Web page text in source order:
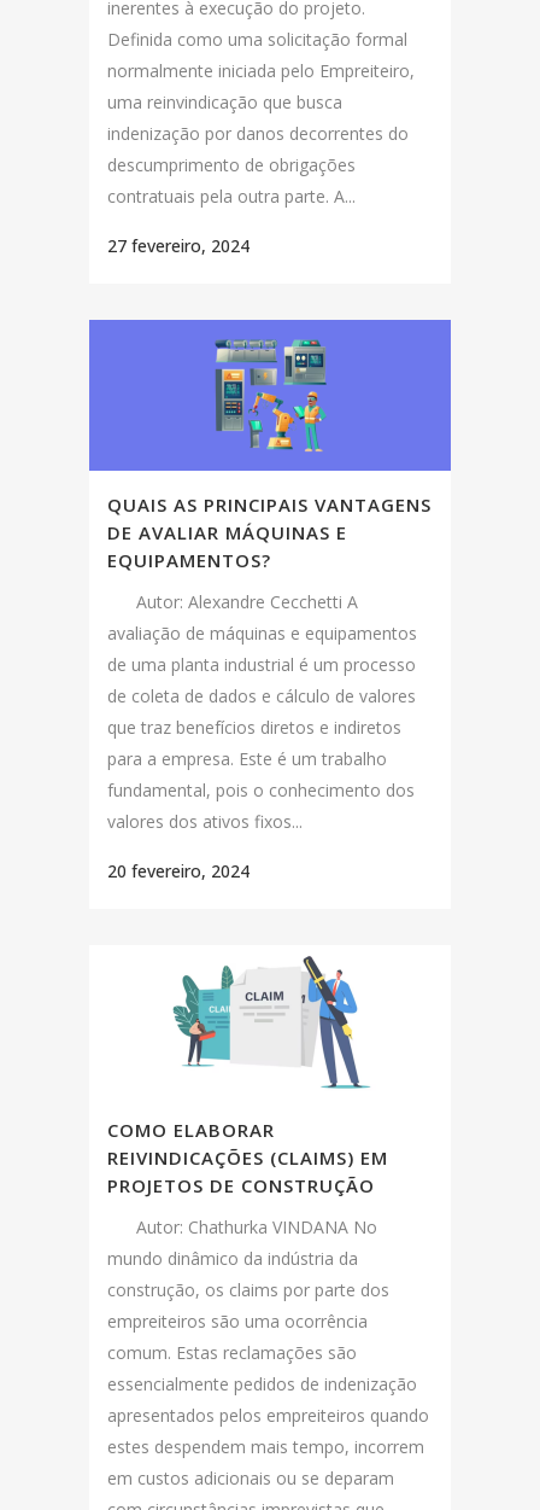
inerentes à execução do projeto.
Definida como uma solicitação formal
normalmente iniciada pelo Empreiteiro,
uma reinvindicação que busca
indenização por danos decorrentes do
descumprimento de obrigações
contratuais pela outra parte. A...
27 fevereiro, 2024
QUAIS AS PRINCIPAIS VANTAGENS
DE AVALIAR MÁQUINAS E
EQUIPAMENTOS?
Autor: Alexandre Cecchetti A
avaliação de máquinas e equipamentos
de uma planta industrial é um processo
de coleta de dados e cálculo de valores
que traz benefícios diretos e indiretos
para a empresa. Este é um trabalho
fundamental, pois o conhecimento dos
valores dos ativos fixos...
20 fevereiro, 2024
COMO ELABORAR
REIVINDICAÇÕES (CLAIMS) EM
PROJETOS DE CONSTRUÇÃO
Autor: Chathurka VINDANA No
mundo dinâmico da indústria da
construção, os claims por parte dos
empreiteiros são uma ocorrência
comum. Estas reclamações são
essencialmente pedidos de indenização
apresentados pelos empreiteiros quando
estes despendem mais tempo, incorrem
em custos adicionais ou se deparam